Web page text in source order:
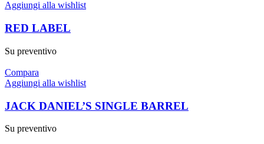
Aggiungi alla wishlist
RED LABEL
Su preventivo
Compara
Aggiungi alla wishlist
JACK DANIEL’S SINGLE BARREL
Su preventivo